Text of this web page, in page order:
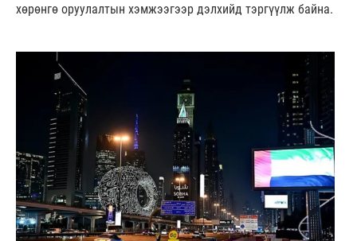
хөрөнгө оруулалтын хэмжээгээр дэлхийд тэргүүлж байна.